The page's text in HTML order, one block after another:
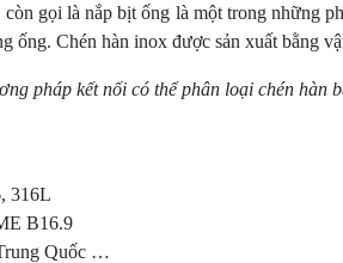
gọi là nắp bịt ống là một trong những
ống. Chén hàn inox được sản xuất bằng
pháp kết nối có thể phân loại chén hàn
316L
B16.9
Quốc …